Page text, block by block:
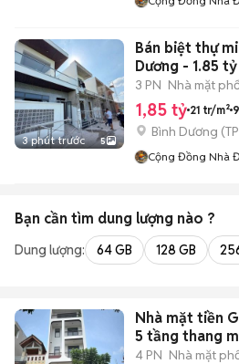
3 phút trước 5
Bán biệt thự
Dương - 1.85 tỷ
3 PN Nhà mặt
1,85 tỷ 21 tr/m²
Bình Dương (
Cộng Đồng Nhà
Bạn cần tìm dung lượng nào ?
Dung lượng: 64 GB 128 GB
Nhà mặt tiền
5 tầng thang
4 PN Nhà mặt